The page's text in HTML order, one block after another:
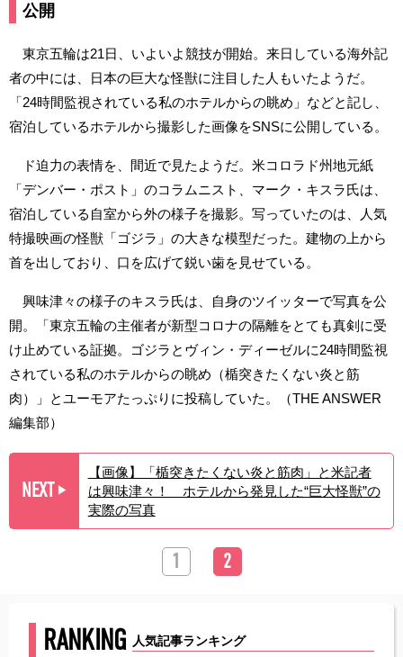
公開
東京五輪は21日、いよいよ競技が開始。来日している海外記
者の中には、日本の巨大な怪獣に注目した人もいたようだ。
「24時間監視されている私のホテルからの眺め」などと記し、
宿泊しているホテルから撮影した画像をSNSに公開している。
ド迫力の表情を、間近で見たようだ。米コロラド州地元紙
「デンバー・ポスト」のコラムニスト、マーク・キスラ氏は、
宿泊している自室から外の様子を撮影。写っていたのは、人気
特撮映画の怪獣「ゴジラ」の大きな模型だった。建物の上から
首を出しており、口を広げて鋭い歯を見せている。
興味津々の様子のキスラ氏は、自身のツイッターで写真を公
開。「東京五輪の主催者が新型コロナの隔離をとても真剣に受
け止めている証拠。ゴジラとヴィン・ディーゼルに24時間監視
されている私のホテルからの眺め（楯突きたくない炎と筋
肉）」とユーモアたっぷりに投稿していた。（THE ANSWER
編集部）
NEXT ▶︎
【画像】「楯突きたくない炎と筋肉」と米記者
は興味津々！ ホテルから発見した“巨大怪獣”の
実際の写真
1 2
RANKING 人気記事ランキング